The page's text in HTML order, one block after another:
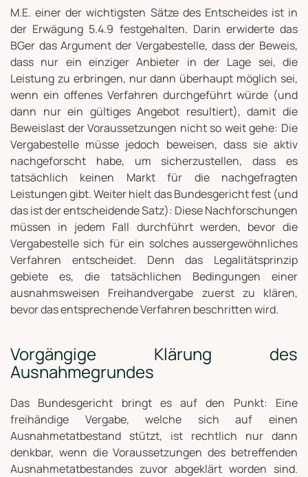
M.E. einer der wichtigsten Sätze des Entscheides ist in
der Erwägung 5.4.9 festgehalten. Darin erwiderte das
BGer das Argument der Vergabestelle, dass der Beweis,
dass nur ein einziger Anbieter in der Lage sei, die
Leistung zu erbringen, nur dann überhaupt möglich sei,
wenn ein offenes Verfahren durchgeführt würde (und
dann nur ein gültiges Angebot resultiert), damit die
Beweislast der Voraussetzungen nicht so weit gehe: Die
Vergabestelle müsse jedoch beweisen, dass sie aktiv
nachgeforscht habe, um sicherzustellen, dass es
tatsächlich keinen Markt für die nachgefragten
Leistungen gibt. Weiter hielt das Bundesgericht fest (und
das ist der entscheidende Satz): Diese Nachforschungen
müssen in jedem Fall durchführt werden, bevor die
Vergabestelle sich für ein solches aussergewöhnliches
Verfahren entscheidet. Denn das Legalitätsprinzip
gebiete es, die tatsächlichen Bedingungen einer
ausnahmsweisen Freihandvergabe zuerst zu klären,
bevor das entsprechende Verfahren beschritten wird.
Vorgängige Klärung des
Ausnahmegrundes
Das Bundesgericht bringt es auf den Punkt: Eine
freihändige Vergabe, welche sich auf einen
Ausnahmetatbestand stützt, ist rechtlich nur dann
denkbar, wenn die Voraussetzungen des betreffenden
Ausnahmetatbestandes zuvor abgeklärt worden sind.